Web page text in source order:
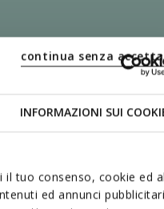
INFORMAZIONI SUI
tuo consenso, cookie ed
ed annunci
continua senza
Zero Shock System è
passo. Composta da
diversa, fornisce
ai materiali innovativi,
sul